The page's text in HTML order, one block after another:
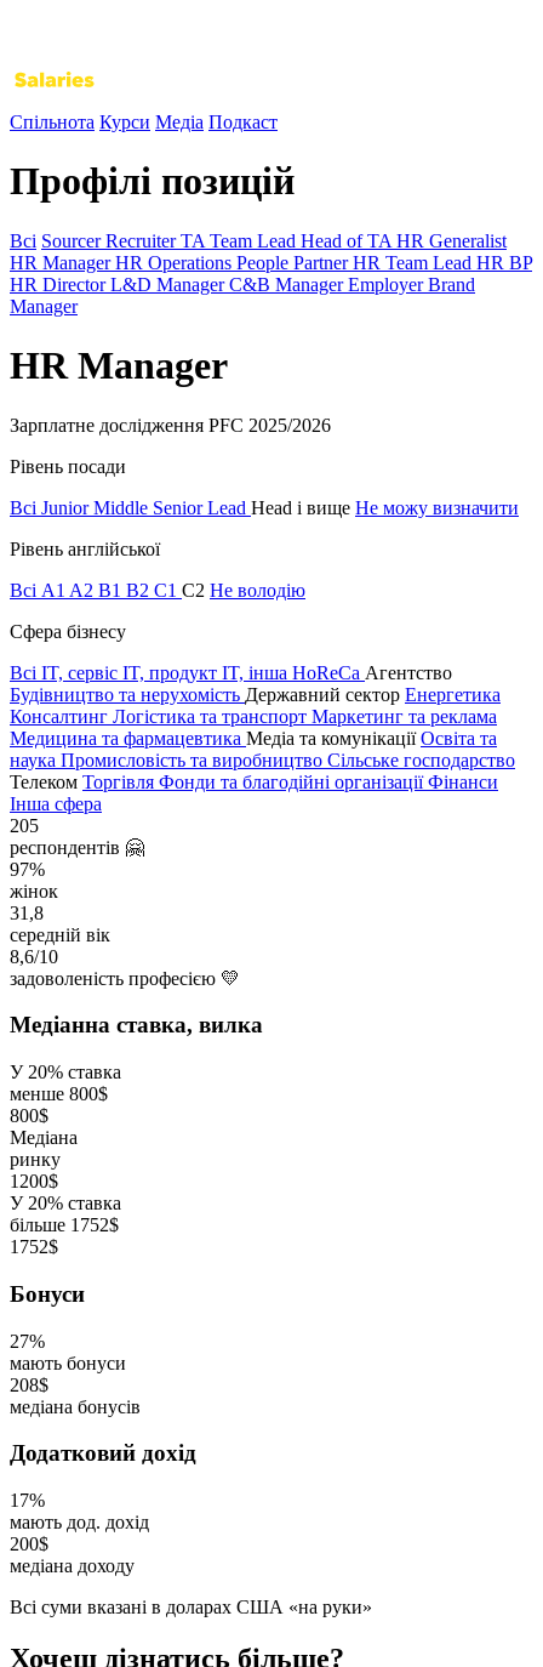
Спільнота Курси Медіа Подкаст
Профілі позицій
Всі Sourcer Recruiter TA Team Lead Head of TA HR Generalist
HR Manager HR Operations People Partner HR Team Lead HR BP
HR Director L&D Manager C&B Manager Employer Brand
Manager
HR Manager
Зарплатне дослідження PFC 2025/2026
Рівень посади
Всі JuniorMiddle SeniorLead Head і вище Не можу визначити
Рівень англійської
Всі A1 A2 B1 B2 C1 C2 Не володію
Сфера бізнесу
Всі IT, сервіс IT, продукт IT, інша HoReCa Агентство
Будівництво та нерухомість Державний сектор Енергетика
Консалтинг Логістика та транспорт Маркетинг та реклама
Медицина та фармацевтика Медіа та комунікаціїОсвіта та
наука Промисловість та виробництво Сільське господарство
Телеком Торгівля Фонди та благодійні організаціїФінанси
Інша сфера
205
респон­дентів 🤗
97%
жінок
31,8
середній вік
8,6/10
задоволеність професією 💛
Медіанна ставка, вилка
У 20% ставка
менше 800$
800$
Медіана
ринку
1200$
У 20% ставка
більше 1752$
1752$
Бонуси
27%
мають бонуси
208$
медіана бонусів
Додатковий дохід
17%
мають дод. дохід
200$
медіана доходу
Всі суми вказані в доларах США «на руки»
Хочеш дізнатись більше?